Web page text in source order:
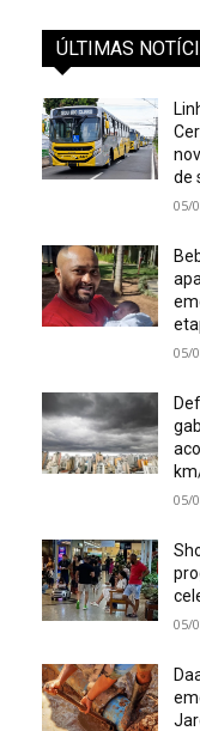
ÚLTIMAS
de
05/
05/
05/
05/